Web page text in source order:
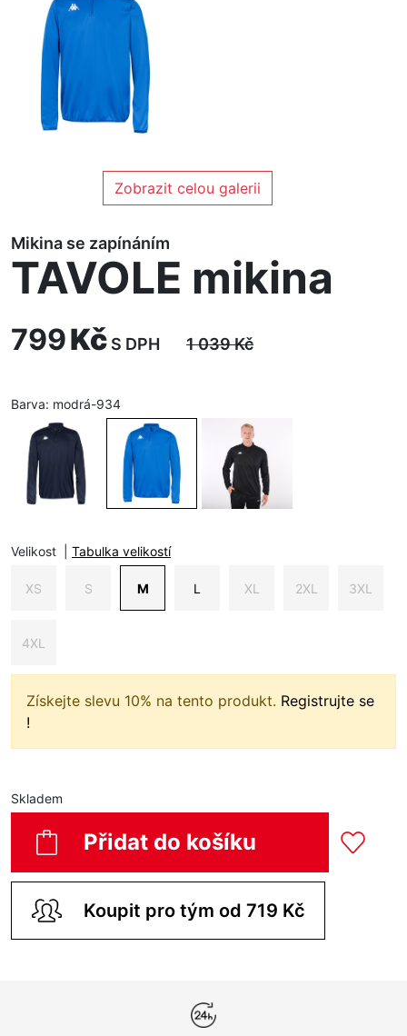
Zobrazit celou galerii
Mikina se zapínáním
TAVOLE mikina
799Kč S DPH 1 039Kč
Barva: modrá-934
Velikost Tabulka velikostí
XS S M L XL 2XL 3XL
4XL
Získejte slevu 10% na tento produkt. Registrujte se
!
Skladem
Přidat do košíku
Koupit pro tým od 719 Kč